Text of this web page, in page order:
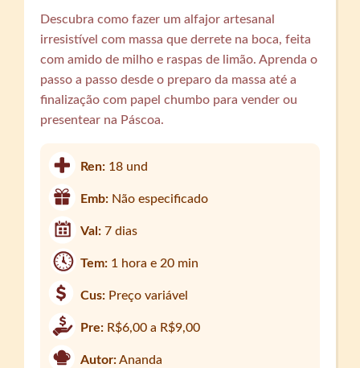
Descubra como fazer um alfajor artesanal
irresistível com massa que derrete na boca, feita
com amido de milho e raspas de limão. Aprenda o
passo a passo desde o preparo da massa até a
finalização com papel chumbo para vender ou
presentear na Páscoa.
Ren: 18 und
Emb: Não especificado
Val:7 dias
Tem: 1 hora e 20 min
Cus: Preço variável
Pre: R$6,00 a R$9,00
Autor:Ananda